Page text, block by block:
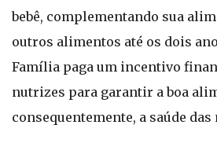
bebê, complementando sua
outros alimentos até os dois
Família paga um incentivo
nutrizes para garantir a boa
consequentemente, a saúde das